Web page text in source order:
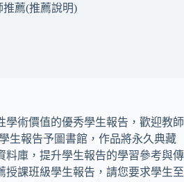
推薦(推薦說明)
學術價值的優秀學生報告，歡迎教師
生報告予圖書館，作品將永久典藏
料庫，提升學生報告的學習參考與傳
授課班級學生報告，請您要求學生至